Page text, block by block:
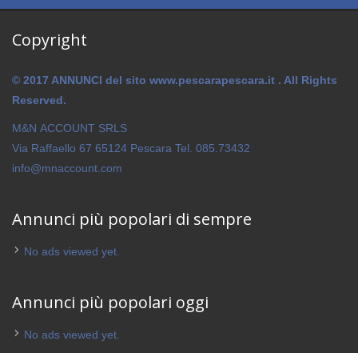
Copyright
© 2017 ANNUNCI del sito www.pescarapescara.it . All Rights
Reserved.
M&N ACCOUNT SRLS
Via Raffaello 67 65124 Pescara Tel. 085.73432
info@mnaccount.com
Annunci più popolari di sempre
No ads viewed yet.
Annunci più popolari oggi
No ads viewed yet.